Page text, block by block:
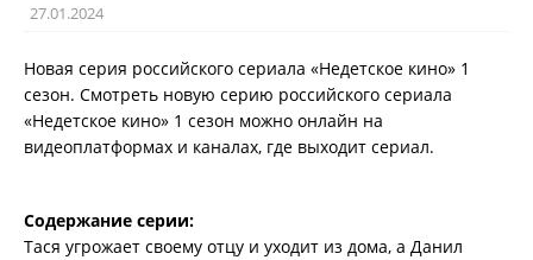
27.01.2024
Новая серия российского сериала «Недетское кино» 1
сезон. Смотреть новую серию российского сериала
«Недетское кино» 1 сезон можно онлайн на
видеоплатформах и каналах, где выходит сериал.
Содержание серии:
Тася угрожает своему отцу и уходит из дома, а Данил